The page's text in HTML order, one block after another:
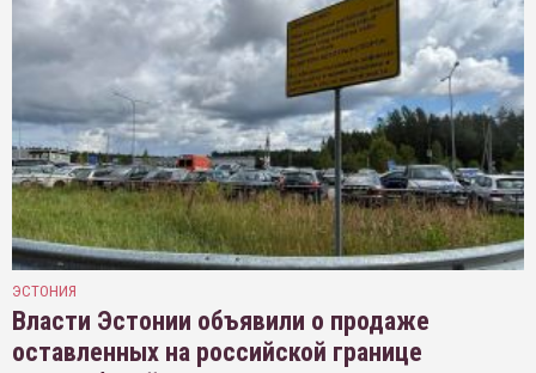
ЭСТОНИЯ
Власти Эстонии объявили о продаже
оставленных на российской границе